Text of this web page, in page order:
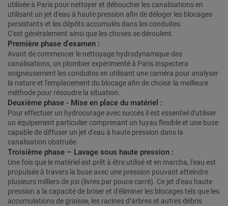
utilisée à Paris pour nettoyer et déboucher les canalisations en
utilisant un jet d'eau à haute pression afin de déloger les blocages
persistants et les dépôts accumulés dans les conduites.
C'est généralement ainsi que les choses se déroulent.
Première phase d'examen :
Avant de commencer le nettoyage hydrodynamique des
canalisations, un plombier expérimenté à Paris inspectera
soigneusement les conduites en utilisant une caméra pour analyser
la nature et l'emplacement du blocage afin de choisir la meilleure
méthode pour résoudre la situation.
Deuxième phase - Mise en place du matériel :
Pour effectuer un hydrocurage avec succès il est essentiel d'utiliser
un équipement particulier comprenant un tuyau flexible et une buse
capable de diffuser un jet d'eau à haute pression dans la
canalisation obstruée.
Troisième phase – Lavage sous haute pression :
Une fois que le matériel est prêt à être utilisé et en marcha, l'eau est
propulsée à travers la buse avec une pression pouvant atteindre
plusieurs milliers de psi (livres par pouce carré). Ce jet d'eau haute
pression a la capacité de briser et d'éliminer les blocages tels que les
accumulations de graisse, les racines d’arbres et autres débris